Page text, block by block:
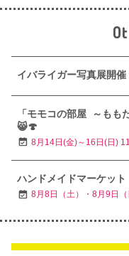
イバライガー写真展開催
「モモコの部屋 ～もも
😸🍄
8月14日(金)～16日(日)
ハンドメイドマーケッ
8月8日（土）・8月9日